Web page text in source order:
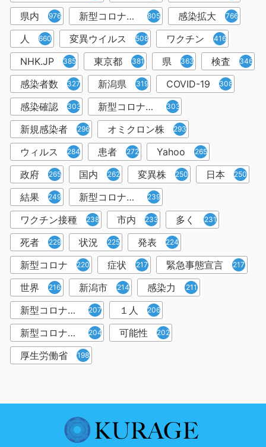
県内 976 新型コロナウイルス感染 805 感染拡大 766
人 660 変異ウイルス 508 ワクチン 416
NHK.JP 385 東京都 381 県 363 検査 346
感染者数 327 新潟県 319 COVID-19 308
感染確認 303 新型コロナウィルス感染症 303
新規感染者 296 オミクロン株 293
ウィルス 284 患者 272 Yahoo 265
政府 265 国内 262 変異株 250 日本 250
結果 249 新型コロナウイルスワクチン 239
ワクチン接種 238 市内 233 多く 231
死者 229 状況 225 発表 224
新型コロナ 220 症状 217 緊急事態宣言 217
世界 216 新潟市 214 感染力 211
新型コロナウイルス感染者 207 １人 206
新型コロナウイルス対策 204 可能性 202
厚生労働省 198